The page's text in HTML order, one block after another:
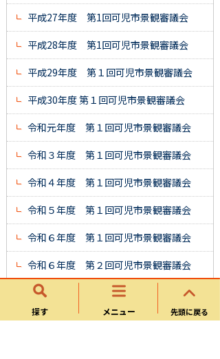
探す メニュー 先頭に戻る
平成27年度 第1回可児市景観審議会
平成28年度 第1回可児市景観審議会
平成29年度 第１回可児市景観審議会
平成30年度 第１回可児市景観審議会
令和元年度 第１回可児市景観審議会
令和３年度 第１回可児市景観審議会
令和４年度 第１回可児市景観審議会
令和５年度 第１回可児市景観審議会
令和６年度 第１回可児市景観審議会
令和６年度 第２回可児市景観審議会
令和７年度 第１回可児市景観審議会
令和７年度 第２回可児市景観審議会